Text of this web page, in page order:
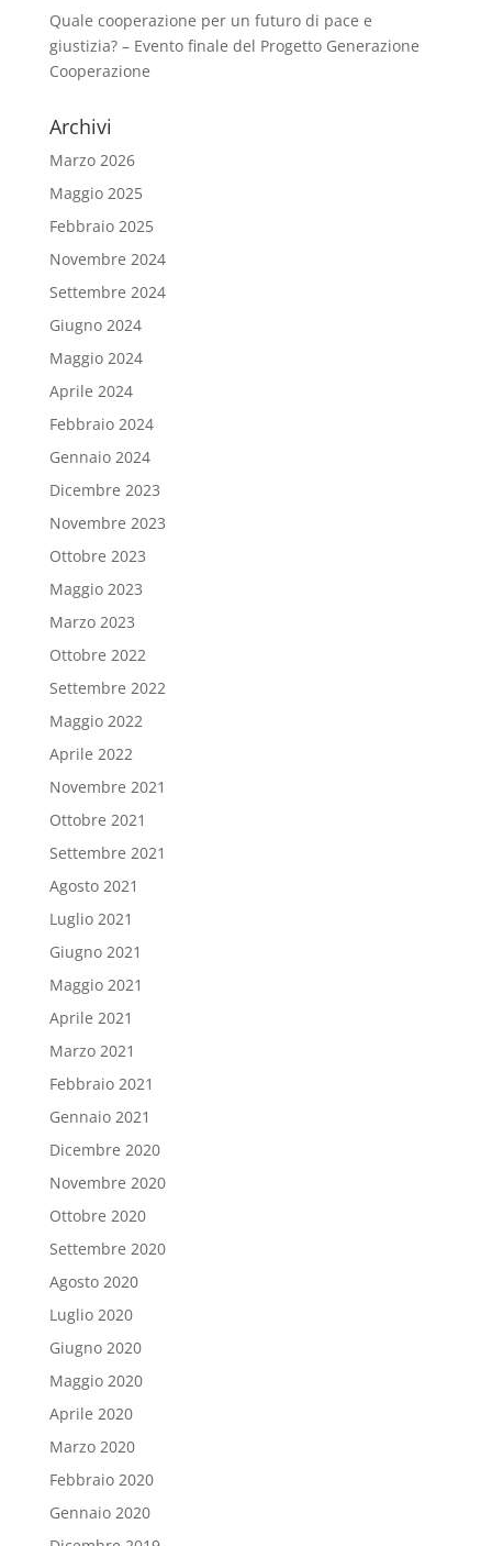
Quale cooperazione per un futuro di pace e
giustizia? – Evento finale del Progetto Generazione
Cooperazione
Archivi
Marzo 2026
Maggio 2025
Febbraio 2025
Novembre 2024
Settembre 2024
Giugno 2024
Maggio 2024
Aprile 2024
Febbraio 2024
Gennaio 2024
Dicembre 2023
Novembre 2023
Ottobre 2023
Maggio 2023
Marzo 2023
Ottobre 2022
Settembre 2022
Maggio 2022
Aprile 2022
Novembre 2021
Ottobre 2021
Settembre 2021
Agosto 2021
Luglio 2021
Giugno 2021
Maggio 2021
Aprile 2021
Marzo 2021
Febbraio 2021
Gennaio 2021
Dicembre 2020
Novembre 2020
Ottobre 2020
Settembre 2020
Agosto 2020
Luglio 2020
Giugno 2020
Maggio 2020
Aprile 2020
Marzo 2020
Febbraio 2020
Gennaio 2020